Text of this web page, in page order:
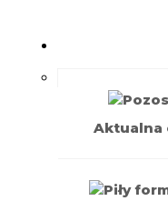
Aktualna